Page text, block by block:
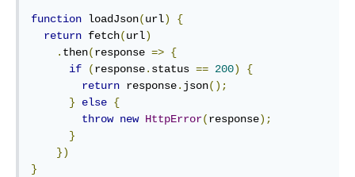
function loadJson(url)
{
return fetch(url)
. then(response => {
if
(response. status == 200)
{
return response. json();
}
else {
throw new HttpError(response);
}
})
}